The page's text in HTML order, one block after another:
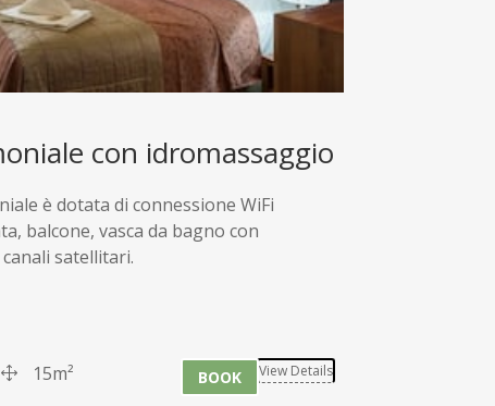
con idromassaggio
è dotata di connessione WiFi
balcone, vasca da bagno con
satellitari.
15m² View Details
BOOK